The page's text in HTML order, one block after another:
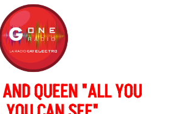
QUEEN "ALL YOU